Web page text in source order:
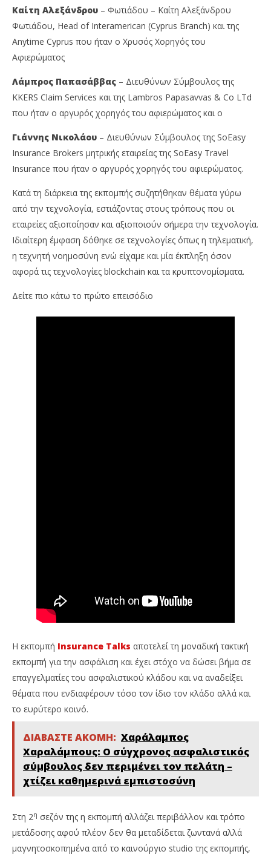
28
Σεπτεμβρίου,
2023
Cyprus
Insurance
News
Team
Καίτη Αλεξάνδρου – Φωτιάδου – Καίτη Αλεξάνδρου
Φωτιάδου, Head of Interamerican (Cyprus Branch) και της
Anytime Cyprus που ήταν ο Χρυσός Χορηγός του
Αφιερώματος
Λάμπρος Παπασάββας – Διευθύνων Σύμβουλος της
KKERS Claim Services και της Lambros Papasavvas & Co LTd
που ήταν ο αργυρός χορηγός του αφιερώματος και ο
Γιάννης Νικολάου – Διευθύνων Σύμβουλος της SoEasy
Insurance Brokers μητρικής εταιρείας της SoEasy Travel
Insurance που ήταν ο αργυρός χορηγός του αφιερώματος.
Κατά τη διάρκεια της εκπομπής συζητήθηκαν θέματα γύρω
από την τεχνολογία, εστιάζοντας στους τρόπους που οι
εταιρείες αξιοποίησαν και αξιοποιούν σήμερα την τεχνολογία.
Ιδιαίτερη έμφαση δόθηκε σε τεχνολογίες όπως η τηλεματική,
η τεχνητή νοημοσύνη ενώ είχαμε και μία έκπληξη όσον
αφορά τις τεχνολογίες blockchain και τα κρυπτονομίσματα.
Δείτε πιο κάτω το πρώτο επεισόδιο
Η εκπομπή Insurance Talks αποτελεί τη μοναδική τακτική
εκπομπή για την ασφάλιση και έχει στόχο να δώσει βήμα σε
επαγγελματίες του ασφαλιστικού κλάδου και να αναδείξει
θέματα που ενδιαφέρουν τόσο τον ίδιο τον κλάδο αλλά και
το ευρύτερο κοινό.
ΔΙΑΒΑΣΤΕ ΑΚΟΜΗ: Χαράλαμπος
Χαραλάμπους: Ο σύγχρονος ασφαλιστικός
σύμβουλος δεν περιμένει τον πελάτη –
χτίζει καθημερινά εμπιστοσύνη
Στη 2η σεζόν της η εκπομπή αλλάζει περιβάλλον και τρόπο
μετάδοσης αφού πλέον δεν θα μεταδίδεται ζωντανά αλλά
μαγνητοσκοπημένα από το καινούργιο studio της εκπομπής,